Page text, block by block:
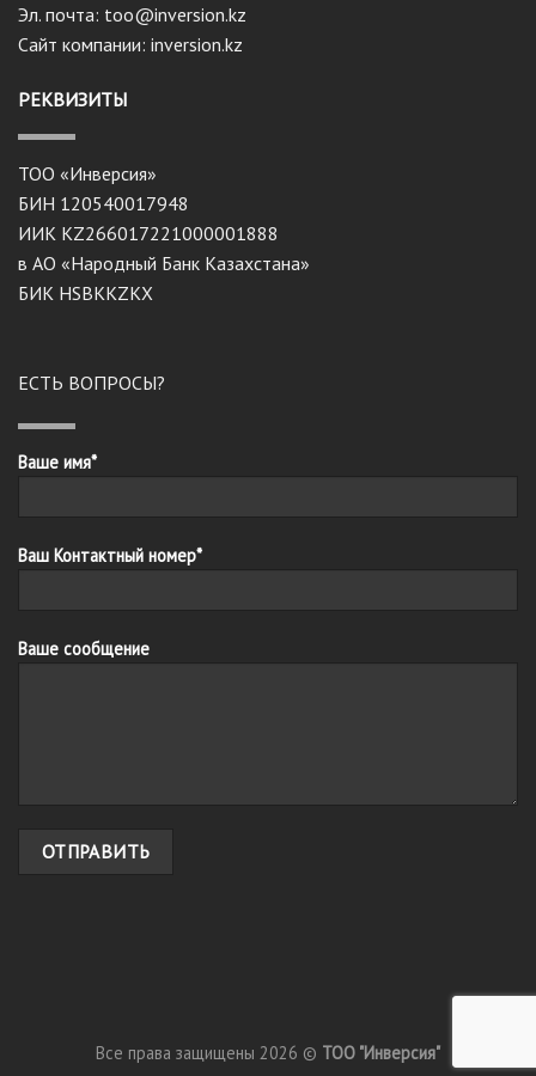
Эл. почта: too@inversion.kz
Сайт компании: inversion.kz
РЕКВИЗИТЫ
ТОО «Инверсия»
БИН 120540017948
ИИК KZ266017221000001888
в АО «Народный Банк Казахстана»
БИК HSBKKZKX
ЕСТЬ ВОПРОСЫ?
Ваше имя*
Ваш Контактный номер*
Ваше сообщение
Все права защищены 2026 © ТОО "Инверсия"